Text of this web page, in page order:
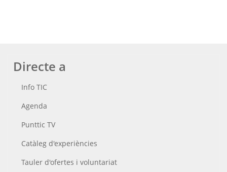
Directe a
Info TIC
Agenda
Punttic TV
Catàleg d'experiències
Tauler d'ofertes i voluntariat